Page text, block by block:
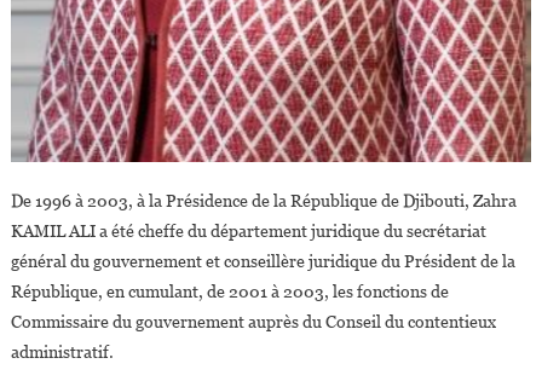
De 1996 à 2003, à la Présidence de la République de Djibouti, Zahra
KAMIL ALI a été cheffe du département juridique du secrétariat
général du gouvernement et conseillère juridique du Président de la
République, en cumulant, de 2001 à 2003, les fonctions de
Commissaire du gouvernement auprès du Conseil du contentieux
administratif.